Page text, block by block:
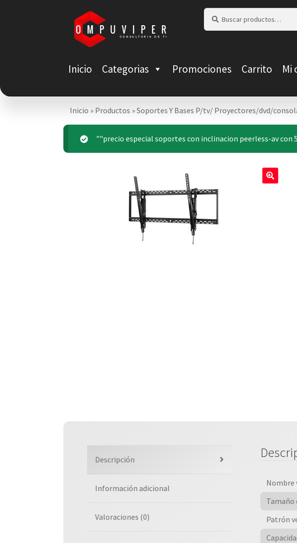
Saltar
navegación
contenido
Buscar
por:
Buscar
Inicio Categorias Promociones Carrito Mi
Inicio » Productos »Soportes Y Bases P/tv/ Proyectores/dvd/
""precio especial soportes con inclinacion peerless-av
Descripción
Información adicional
Valoraciones (0)
Nombre
Tamaño
Patrón